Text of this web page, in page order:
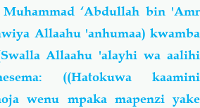
‘Abdullah bin 'Amr
Allaahu 'anhumaa) kwamba
Allaahu 'alayhi wa aalihi
((Hatokuwa kaamini
wenu mpaka mapenzi yake